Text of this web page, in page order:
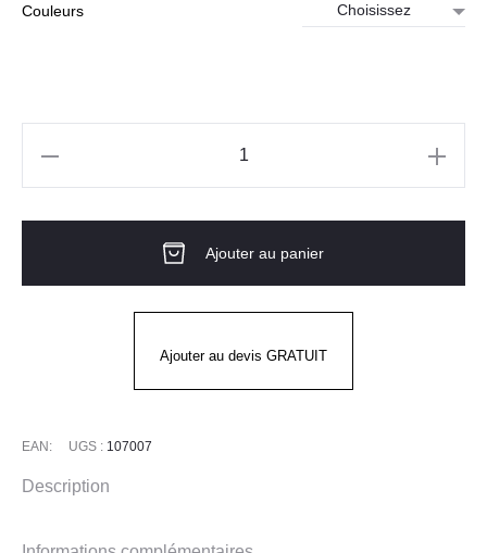
Couleurs
CUFFED
Ajouter au panier
Ajouter au devis GRATUIT
EAN: UGS : 107007
Description